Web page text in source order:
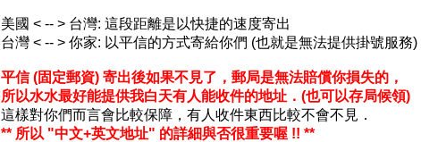
美國 < -- > 台灣: 這段距離是以快捷的速度寄出
台灣 < -- > 你家: 以平信的方式寄給你們 (也就是無法提供掛號服務)
平信 (固定郵資) 寄出後如果不見了，郵局是無法賠償你損失的，
所以水水最好能提供我白天有人能收件的地址．(也可以存局候領)
這樣對你們而言會比較保障，有人收件東西比較不會不見．
** 所以 "中文+英文地址" 的詳細與否很重要喔 !! **